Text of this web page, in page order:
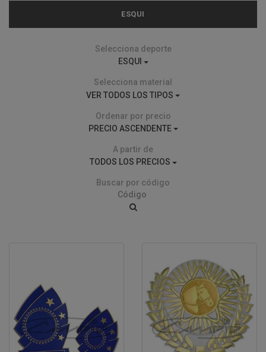
ESQUI
Selecciona deporte
ESQUI
Selecciona material
VER TODOS LOS TIPOS
Ordenar por precio
PRECIO ASCENDENTE
A partir de
TODOS LOS PRECIOS
Buscar por código